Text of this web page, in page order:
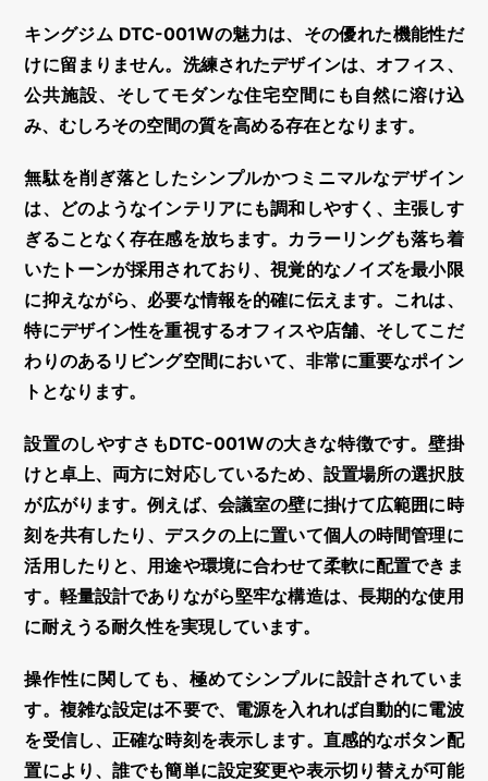
キングジム DTC-001Wの魅力は、その優れた機能性だ
けに留まりません。洗練されたデザインは、オフィス、
公共施設、そしてモダンな住宅空間にも自然に溶け込
み、むしろその空間の質を高める存在となります。
無駄を削ぎ落としたシンプルかつミニマルなデザイン
は、どのようなインテリアにも調和しやすく、主張しす
ぎることなく存在感を放ちます。カラーリングも落ち着
いたトーンが採用されており、視覚的なノイズを最小限
に抑えながら、必要な情報を的確に伝えます。これは、
特にデザイン性を重視するオフィスや店舗、そしてこだ
わりのあるリビング空間において、非常に重要なポイン
トとなります。
設置のしやすさもDTC-001Wの大きな特徴です。壁掛
けと卓上、両方に対応しているため、設置場所の選択肢
が広がります。例えば、会議室の壁に掛けて広範囲に時
刻を共有したり、デスクの上に置いて個人の時間管理に
活用したりと、用途や環境に合わせて柔軟に配置できま
す。軽量設計でありながら堅牢な構造は、長期的な使用
に耐えうる耐久性を実現しています。
操作性に関しても、極めてシンプルに設計されていま
す。複雑な設定は不要で、電源を入れれば自動的に電波
を受信し、正確な時刻を表示します。直感的なボタン配
置により、誰でも簡単に設定変更や表示切り替えが可能